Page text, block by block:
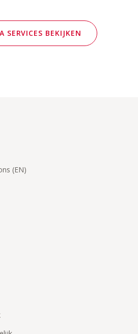
SERVICES BEKIJKEN
(EN)